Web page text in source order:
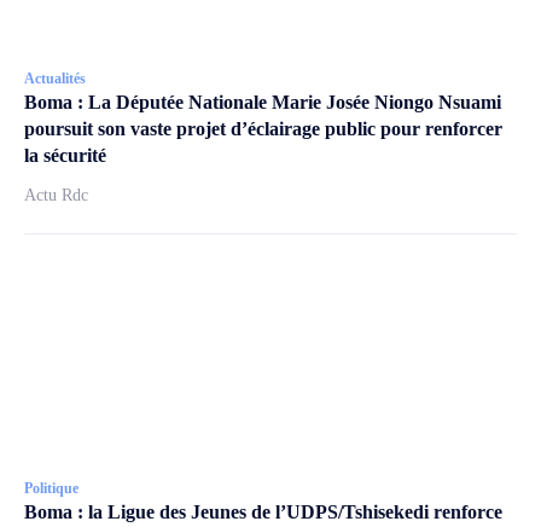
Actualités
Boma : La Députée Nationale Marie Josée Niongo Nsuami
poursuit son vaste projet d’éclairage public pour renforcer
la sécurité
Actu Rdc
Politique
Boma : la Ligue des Jeunes de l’UDPS/Tshisekedi renforce